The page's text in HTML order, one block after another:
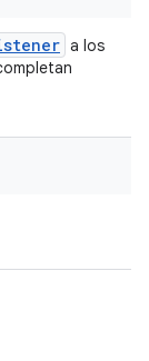
a los